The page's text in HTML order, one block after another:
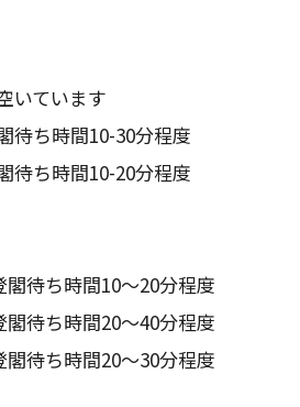
いています
待ち時間10-30分程度
待ち時間10-20分程度
閣待ち時間10～20分程度
閣待ち時間20～40分程度
閣待ち時間20～30分程度